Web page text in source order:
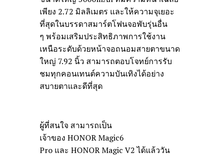
เพียง 2.72 มิลลิเมตร และให้ความจุเยอะ
ที่สุดในบรรดาสมาร์ตโฟนจอพับรุ่นอื่น
ๆ พร้อมเสริมประสิทธิภาพการใช้งาน
เหนือระดับด้วยหน้าจอถนอมสายตาขนาด
ใหญ่ 7.92 นิ้ว สามารถตอบโจทย์การรับ
ชมทุกคอนเทนต์ความบันเทิงได้อย่าง
สบายตาและดีที่สุด
ผู้ที่สนใจ สามารถเป็น
เจ้าของ HONOR Magic6
Pro และ HONOR Magic V2 ได้แล้ววัน